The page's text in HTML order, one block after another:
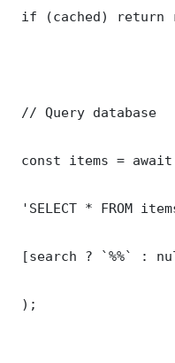
if (cached) return
// Query database
const items = await
'SELECT * FROM
[search ? `%%` :
);